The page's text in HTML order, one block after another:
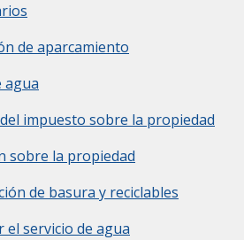
de aparcamiento
agua
impuesto sobre la propiedad
sobre la propiedad
de basura y reciclables
el servicio de agua